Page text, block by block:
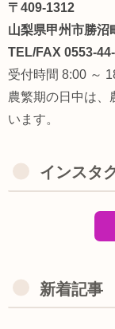
〒409-1312
山梨県甲州市勝沼
TEL/FAX 0553-
受付時間 8:00 ～
農繁期の日中は、
います。
インスタ
新着記事